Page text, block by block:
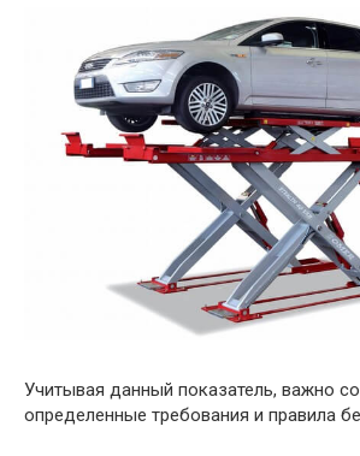
Учитывая данный показатель, важно
определенные требования и правила